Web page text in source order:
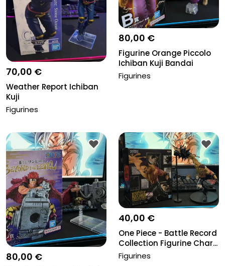
70,00 €
Weather Report Ichiban
Kuji
Figurines
80,00 €
Figurine Orange Piccolo
Ichiban Kuji Bandai
Master...
Figurines
80,00 €
40,00 €
One Piece - Battle Record
Collection Figurine Char...
Figurines